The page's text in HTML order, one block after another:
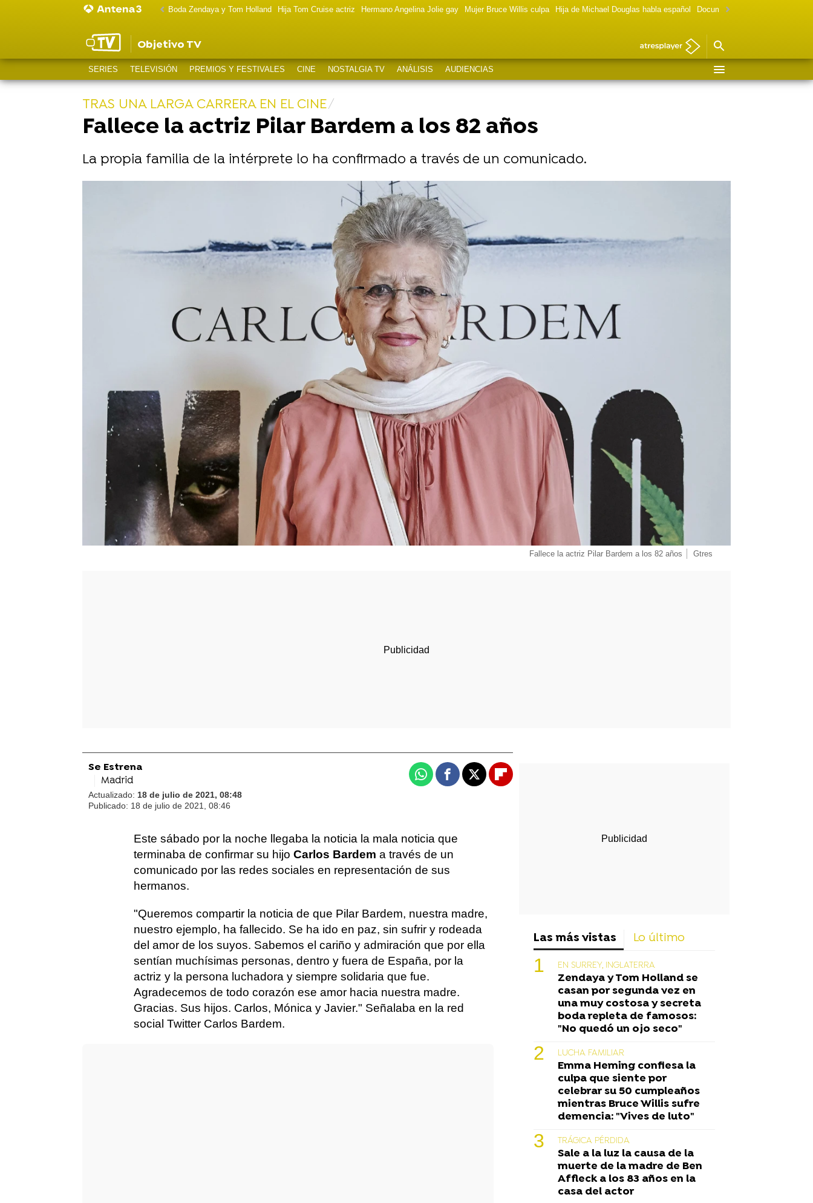
Boda Zendaya y Tom Holland Hija Tom Cruise actriz Hermano Angelina Jolie gay Mujer Bruce Willis culpa Hija de Michael Douglas habla español Documental Las chicas Gilmore
Objetivo TV
SERIES TELEVISIÓN PREMIOS Y FESTIVALES CINE NOSTALGIA TV ANÁLISIS AUDIENCIAS
TRAS UNA LARGA CARRERA EN EL CINE
Fallece la actriz Pilar Bardem a los 82 años
La propia familia de la intérprete lo ha confirmado a través de un comunicado.
Fallece la actriz Pilar Bardem a los 82 años Gtres
Se Estrena
Madrid
Actualizado: 18 de julio de 2021, 08:48
Publicado: 18 de julio de 2021, 08:46
WhatsappFacebook
X Flipboard
Este sábado por la noche llegaba la noticia la mala noticia que
terminaba de confirmar su hijo Carlos Bardem a través de un
comunicado por las redes sociales en representación de sus
hermanos.
"Queremos compartir la noticia de que Pilar Bardem, nuestra madre,
nuestro ejemplo, ha fallecido. Se ha ido en paz, sin sufrir y rodeada
del amor de los suyos. Sabemos el cariño y admiración que por ella
sentían muchísimas personas, dentro y fuera de España, por la
actriz y la persona luchadora y siempre solidaria que fue.
Agradecemos de todo corazón ese amor hacia nuestra madre.
Gracias. Sus hijos. Carlos, Mónica y Javier." Señalaba en la red
social Twitter Carlos Bardem.
Las más vistas Lo último
EN SURREY, INGLATERRA
Zendaya y Tom Holland se
casan por segunda vez en
una muy costosa y secreta
boda repleta de famosos:
"No quedó un ojo seco"
LUCHA FAMILIAR
Emma Heming confiesa la
culpa que siente por
celebrar su 50 cumpleaños
mientras Bruce Willis sufre
demencia: "Vives de luto"
TRÁGICA PÉRDIDA
Sale a la luz la causa de la
muerte de la madre de Ben
Affleck a los 83 años en la
casa del actor